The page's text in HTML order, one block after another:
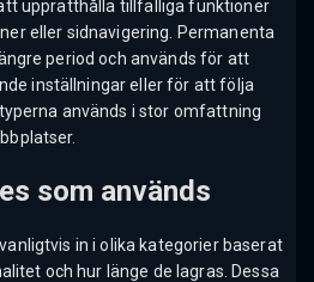
upprätthålla tillfälliga funktioner
eller sidnavigering. Permanenta
period och används för att
inställningar eller för att följa
används i stor omfattning
som används
in i olika kategorier baserat
och hur länge de lagras. Dessa